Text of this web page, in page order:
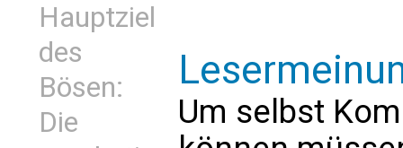
Hauptziel
des
Bösen:
Die
Um selbst